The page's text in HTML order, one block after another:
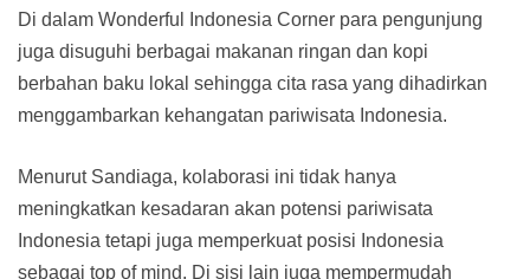
Di dalam Wonderful Indonesia Corner para pengunjung
juga disuguhi berbagai makanan ringan dan kopi
berbahan baku lokal sehingga cita rasa yang dihadirkan
menggambarkan kehangatan pariwisata Indonesia.
Menurut Sandiaga, kolaborasi ini tidak hanya
meningkatkan kesadaran akan potensi pariwisata
Indonesia tetapi juga memperkuat posisi Indonesia
sebagai top of mind. Di sisi lain juga mempermudah